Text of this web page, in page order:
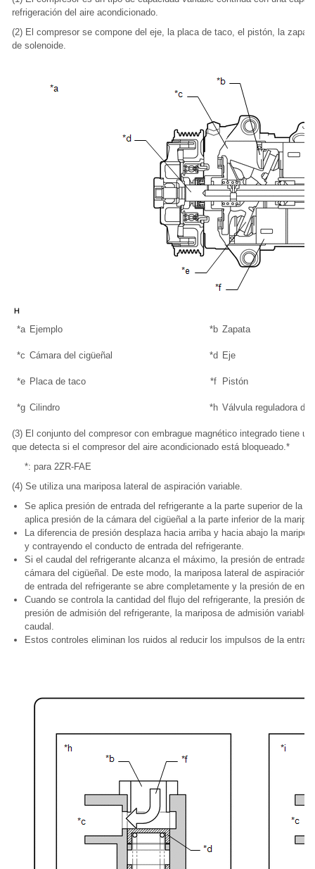
refrigeración del aire acondicionado.
(2) El compresor se compone del eje, la placa de taco, el pistón, la
de solenoide.
*a Ejemplo *b Zapata
*c Cámara del cigüeñal *d Eje
*e Placa de taco *f Pistón
*g Cilindro *h Válvula reguladora de
(3) El conjunto del compresor con embrague magnético integrado tiene
que detecta si el compresor del aire acondicionado está bloqueado.*
*: para 2ZR-FAE
(4) Se utiliza una mariposa lateral de aspiración variable.
Se aplica presión de entrada del refrigerante a la parte superior de la
aplica presión de la cámara del cigüeñal a la parte inferior de la
La diferencia de presión desplaza hacia arriba y hacia abajo la
y contrayendo el conducto de entrada del refrigerante.
Si el caudal del refrigerante alcanza el máximo, la presión de entrada
cámara del cigüeñal. De este modo, la mariposa lateral de aspiración
de entrada del refrigerante se abre completamente y la presión de
Cuando se controla la cantidad del flujo del refrigerante, la presión de
presión de admisión del refrigerante, la mariposa de admisión variable
caudal.
Estos controles eliminan los ruidos al reducir los impulsos de la